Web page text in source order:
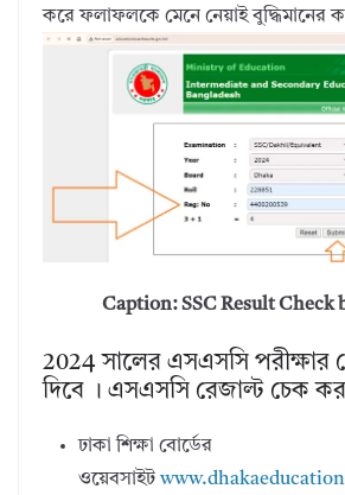
করে ফলাফলকে মেনে নেয়াই বুদ্ধিমানের
Caption: SSC Result Check
2024 সালের এসএসসি পরীক্ষার
দিবে । এসএসসি রেজাল্ট চেক
ঢাকা শিক্ষা বোর্ডের
ওয়েবসাইট